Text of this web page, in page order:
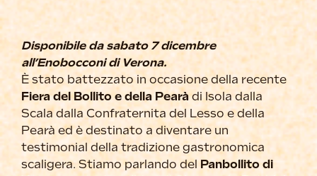
Disponibile da sabato 7 dicembre
all’Enobocconi di Verona.
È stato battezzato in occasione della recente
Fiera del Bollito e della Pearàdi Isola dalla
Scala dalla Confraternita del Lesso e della
Pearà ed è destinato a diventare un
testimonial della tradizione gastronomica
scaligera. Stiamo parlando del Panbollito di